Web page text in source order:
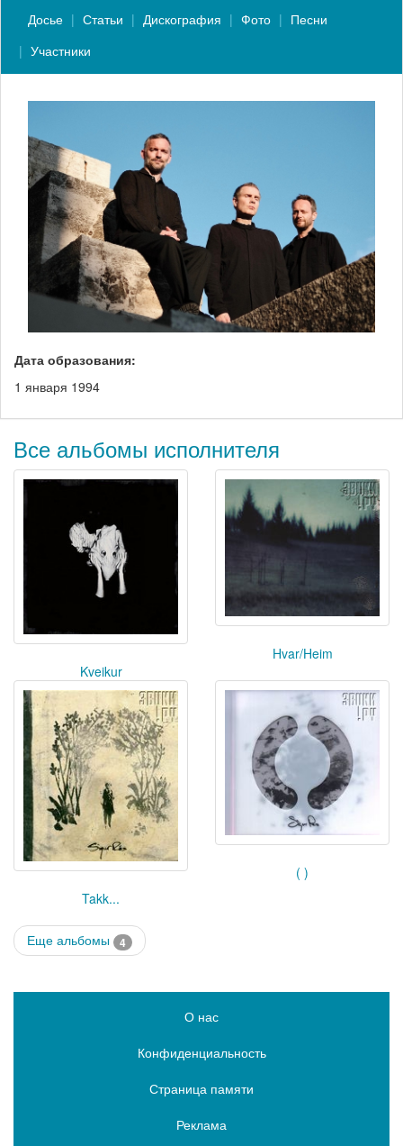
Досье Статьи Дискография Фото
Песни
Участники
Дата образования:
1 января 1994
Все альбомы исполнителя
Kveikur
Hvar/Heim
Takk...
( )
Еще альбомы 4
О нас
Конфиденциальность
Страница памяти
Реклама